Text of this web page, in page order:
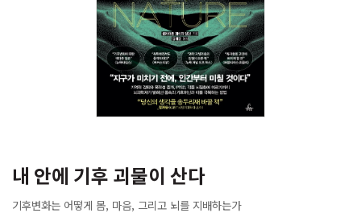
내 안에 기후 괴물이 산다
기후변화는 어떻게 몸, 마음, 그리고 뇌를 지배하는가